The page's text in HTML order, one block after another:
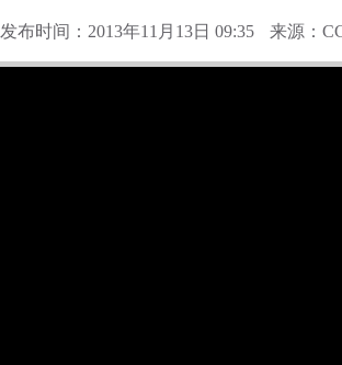
发布时间：2013年11月13日 09:35 来源：